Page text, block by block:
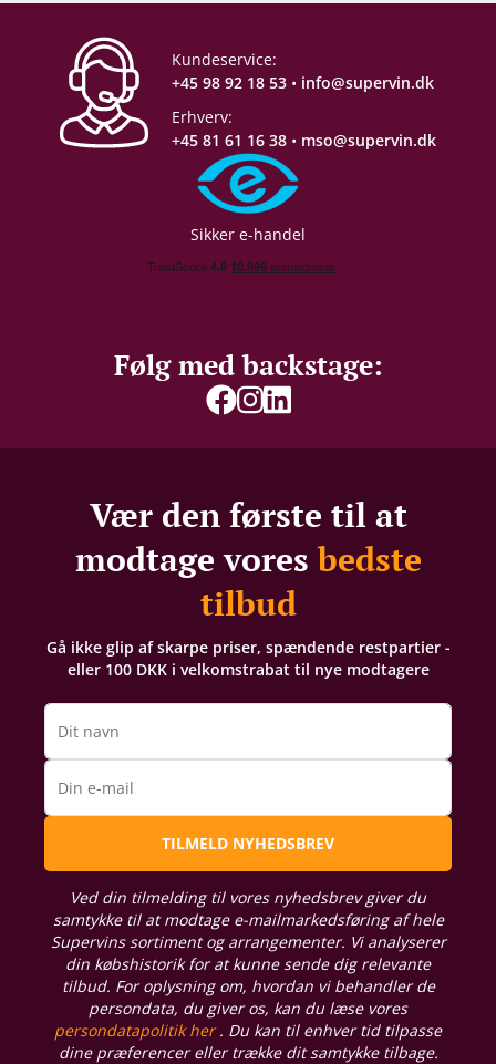
Kundeservice:
+45 98 92 18 53 • info@supervin.dk
Erhverv:
+45 81 61 16 38 • mso@supervin.dk
Sikker e-handel
Følg med backstage:
Vær den første til at
modtage voresbedste
tilbud
Gå ikke glip af skarpe priser, spændende restpartier -
eller 100 DKK i velkomstrabat til nye modtagere
Dit navn
Din e-mail
TILMELD NYHEDSBREV
Ved din tilmelding til vores nyhedsbrev giver du
samtykke til at modtage e-mailmarkedsføring af hele
Supervins sortiment og arrangementer. Vi analyserer
din købshistorik for at kunne sende dig relevante
tilbud. For oplysning om, hvordan vi behandler de
persondata, du giver os, kan du læse vores
persondatapolitik her. Du kan til enhver tid tilpasse
dine præferencer eller trække dit samtykke tilbage.